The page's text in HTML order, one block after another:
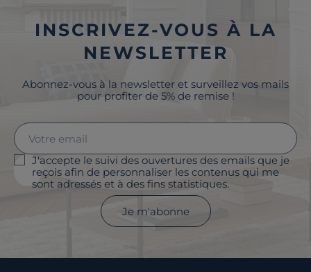
INSCRIVEZ-VOUS À LA
NEWSLETTER
Abonnez-vous à la newsletter et surveillez vos mails
pour profiter de 5% de remise !
J'accepte le suivi des ouvertures des emails que je
reçois afin de personnaliser les contenus qui me
sont adressés et à des fins statistiques.
Je m'abonne